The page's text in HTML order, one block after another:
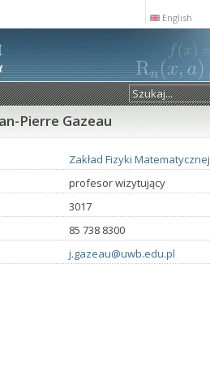
English
Pierre Gazeau
Zakład Fizyki Matematycznej
profesor wizytujący
3017
85 738 8300
j.gazeau@uwb.edu.pl